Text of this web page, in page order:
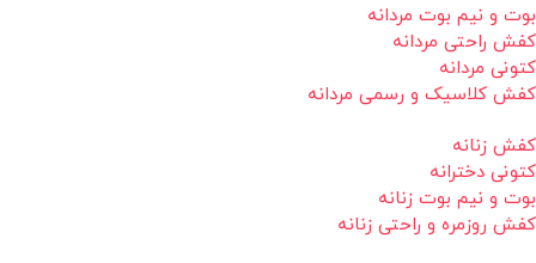
بوت و نیم بوت مردانه
کفش راحتی مردانه
کتونی مردانه
کفش کلاسیک و رسمی مردانه
کفش زنانه
کتونی دخترانه
بوت و نیم بوت زنانه
کفش روزمره و راحتی زنانه